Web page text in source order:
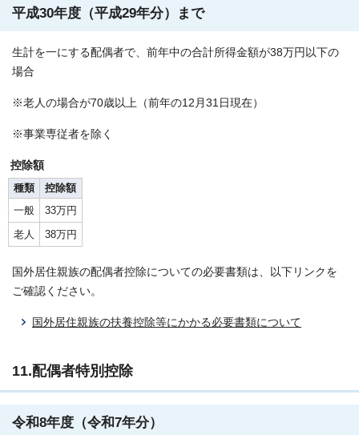
平成30年度（平成29年分）まで
生計を一にする配偶者で、前年中の合計所得金額が38万円以下の
場合
※老人の場合が70歳以上（前年の12月31日現在）
※事業専従者を除く
控除額
種類
控除額
一般
33万円
老人
38万円
国外居住親族の配偶者控除についての必要書類は、以下リンクを
ご確認ください。
国外居住親族の扶養控除等にかかる必要書類について
11.配偶者特別控除
令和8年度（令和7年分）